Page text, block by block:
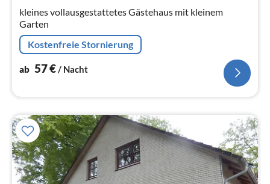
kleines vollausgestattetes Gästehaus mit kleinem
Garten
Kostenfreie Stornierung
ab 57€/ Nacht